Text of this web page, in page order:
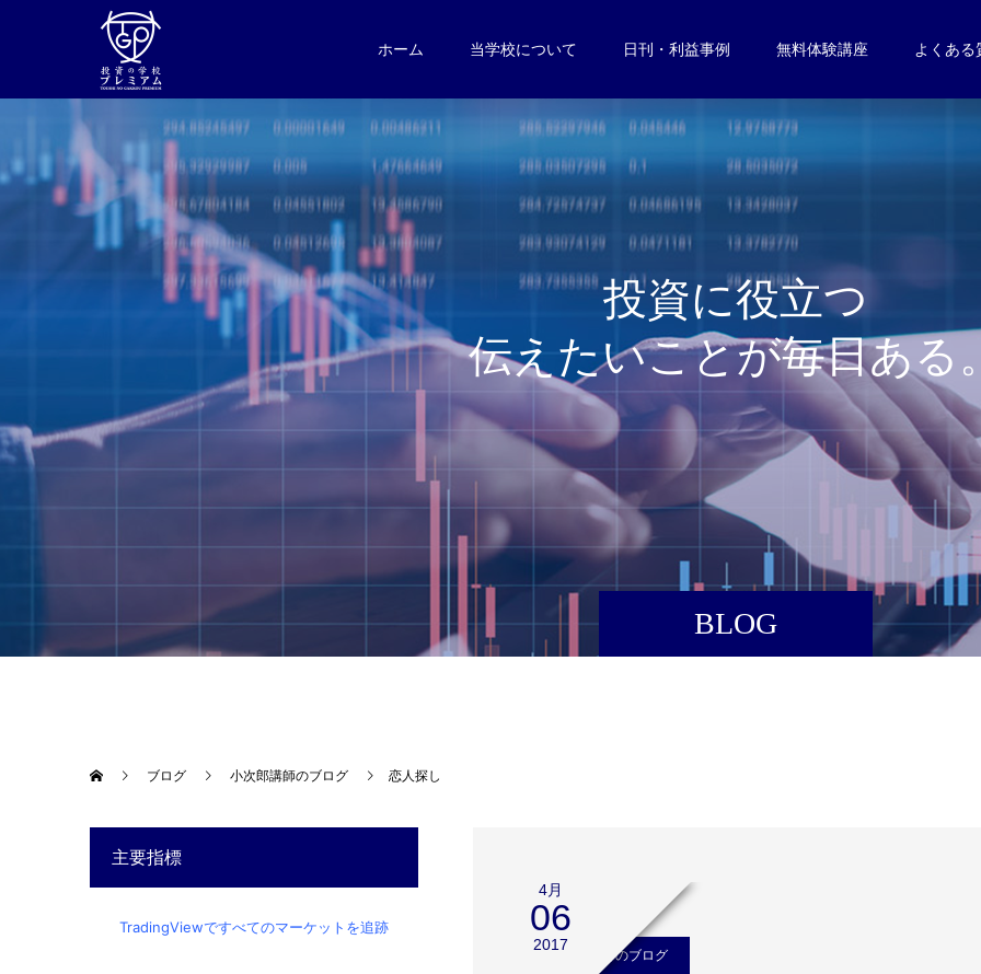
ホーム 当学校について 日刊・利益事例 無料体験講座 よくある
BLOG
投資に役立つ
伝え たいことが毎日あ る
ブログ 小次郎講師のブログ 恋人探し
4月
06
2017
小次郎講師のブログ
主要指標
TradingViewですべてのマーケットを追跡